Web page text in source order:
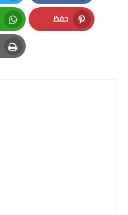
Facebook
حفظ
Pinterest